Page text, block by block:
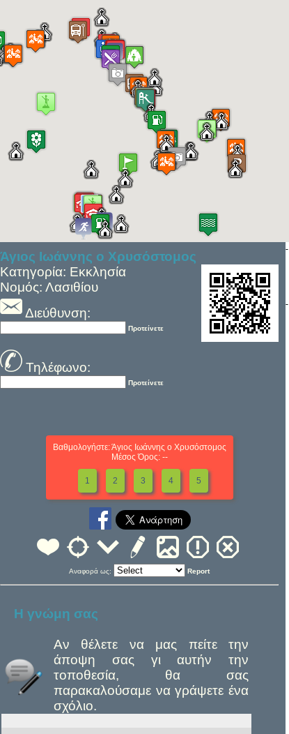
Άγιος Ιωάννης ο Χρυσόστομος
Κατηγορία: Εκκλησία
Νομός: Λασιθίου
Διεύθυνση:
Προτείνετε
Τηλέφωνο:
Προτείνετε
Βαθμολογήστε: Άγιος Ιωάννης ο Χρυσόστομος
Μέσος Όρος: --
1 2 3 4 5
Αναφορά ως: Report
Η γνώμη σας
Αν θέλετε να μας πείτε την
άποψη σας γι αυτήν την
τοποθεσία, θα σας
παρακαλούσαμε να γράψετε ένα
σχόλιο.